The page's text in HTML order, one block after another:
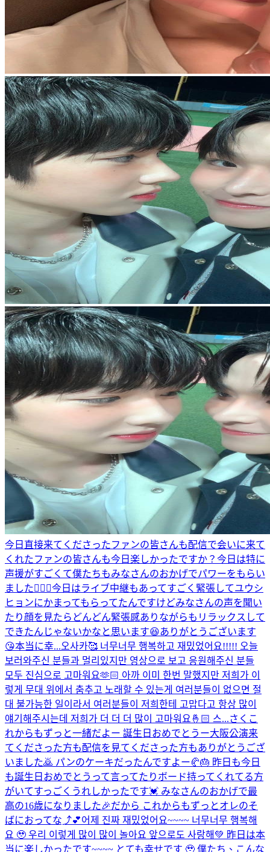
今日直接来てくださったファンの皆さんも配信で会いに来て
くれたファンの皆さんも今日楽しかったですか？今日は特に
声援がすごくて僕たちもみなさんのおかげでパワーをもらい
ました🙇🏻‍♂️今日はライブ中継もあってすごく緊張してユウシ
ヒョンにかまってもらってたんですけどみなさんの声を聞い
たり顔を見たらどんどん緊張感ありながらもリラックスして
できたんじゃないかなと思います😆ありがとうございます
😘本当に幸...오사카🥰 너무너무 행복하고 재밌었어요!!!!! 오늘
보러와주신 분들과 멀리있지만 영상으로 보고 응원해주신 분들
모두 진심으로 고마워요🫶🏻 아까 이미 한번 말했지만 저희가 이
렇게 무대 위에서 춤추고 노래할 수 있는게 여러분들이 없으면 절
대 불가능한 일이라서 여러분들이 저희한테 고맙다고 항상 많이
얘기해주시는데 저희가 더 더 더 많이 고마워요🤞🏻 스...さくこ
れからもずっと一緒だよー 誕生日おめでとうー大阪公演来
てくださった方も配信を見てくださった方もありがとうござ
いました🙇 パンのケーキだったんですよー🥐🎂 昨日も今日
も誕生日おめでとうって言ってたりボード持ってくれてる方
がいてすっごくうれしかったです💓 みなさんのおかげで最
高の16歳になりました🎉だから これからもずっとオレのそ
ばにおってな⤴︎💕어제 진짜 재밌었어요~~~~ 너무너무 행복해
요 🥹 우리 이렇게 많이 많이 놀아요 앞으로도 사랑해💚 昨日は本
当に楽しかったです~~~~ とても幸せです 🥹 僕たち、こんな